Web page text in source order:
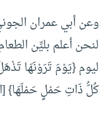
وعن أبي عمران
لنحن أعلم بليِّن
ليوم {يَوْمَ تَرَوْنَهَا
كُلُّ ذَاتِ حَمْلٍ حَمْلَهَا}